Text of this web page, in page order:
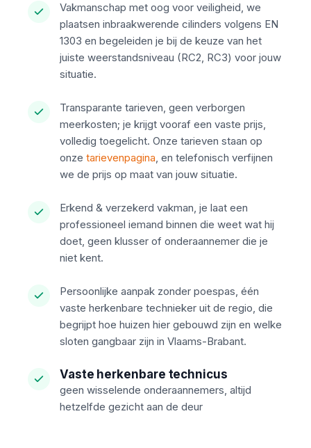
Vakmanschap met oog voor veiligheid, we
plaatsen inbraakwerende cilinders volgens EN
1303 en begeleiden je bij de keuze van het
juiste weerstandsniveau (RC2, RC3) voor jouw
situatie.
Transparante tarieven, geen verborgen
meerkosten; je krijgt vooraf een vaste prijs,
volledig toegelicht. Onze tarieven staan op
onze tarievenpagina, en telefonisch verfijnen
we de prijs op maat van jouw situatie.
Erkend & verzekerd vakman, je laat een
professioneel iemand binnen die weet wat hij
doet, geen klusser of onderaannemer die je
niet kent.
Persoonlijke aanpak zonder poespas, één
vaste herkenbare technieker uit de regio, die
begrijpt hoe huizen hier gebouwd zijn en welke
sloten gangbaar zijn in Vlaams-Brabant.
Vaste herkenbare technicus
geen wisselende onderaannemers, altijd
hetzelfde gezicht aan de deur